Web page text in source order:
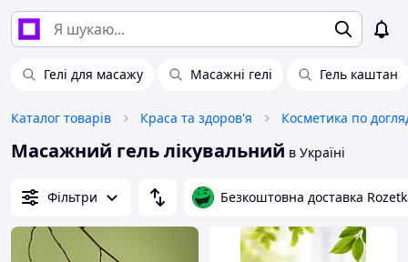
Гелі для масажу Масажні гелі Гель каштан
Каталог товарів Краса та здоров'я Косметика по
Масажний гель лікувальний в Україні
Фільтри Безкоштовна доставка